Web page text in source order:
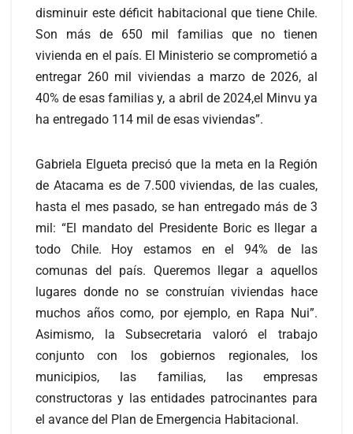
disminuir este déficit habitacional que tiene Chile.
Son más de 650 mil familias que no tienen
vivienda en el país. El Ministerio se comprometió a
entregar 260 mil viviendas a marzo de 2026, al
40% de esas familias y, a abril de 2024,el Minvu ya
ha entregado 114 mil de esas viviendas”.
Gabriela Elgueta precisó que la meta en la Región
de Atacama es de 7.500 viviendas, de las cuales,
hasta el mes pasado, se han entregado más de 3
mil: “El mandato del Presidente Boric es llegar a
todo Chile. Hoy estamos en el 94% de las
comunas del país. Queremos llegar a aquellos
lugares donde no se construían viviendas hace
muchos años como, por ejemplo, en Rapa Nui”.
Asimismo, la Subsecretaria valoró el trabajo
conjunto con los gobiernos regionales, los
municipios, las familias, las empresas
constructoras y las entidades patrocinantes para
el avance del Plan de Emergencia Habitacional.